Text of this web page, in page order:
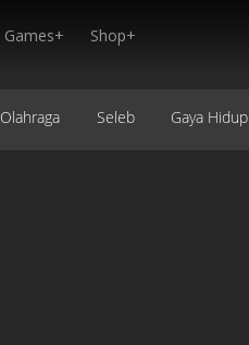
Games+ Shop+
Olahraga Seleb Gaya Hidup